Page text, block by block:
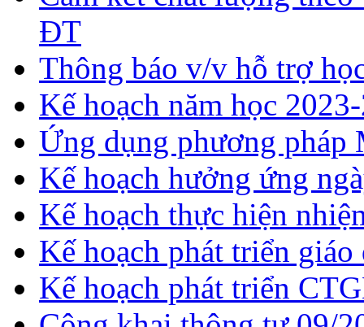
ĐT
Thông báo v/v hỗ trợ
Kế hoạch năm học
Ứng dụng phương pháp
Kế hoạch hưởng ứng
Kế hoạch thực hiện
Kế hoạch phát triển
Kế hoạch phát triển